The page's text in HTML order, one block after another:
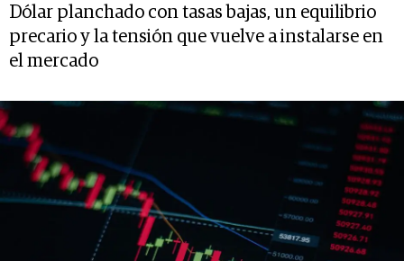
Dólar planchado con tasas bajas, un equilibrio
precario y la tensión que vuelve a instalarse en
el mercado